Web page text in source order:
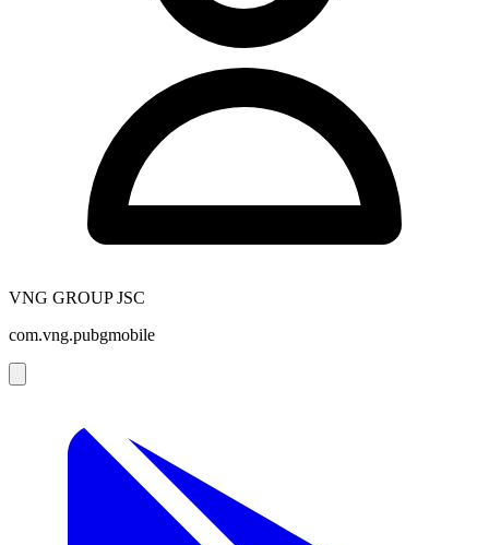
VNG GROUP JSC
com.vng.pubgmobile